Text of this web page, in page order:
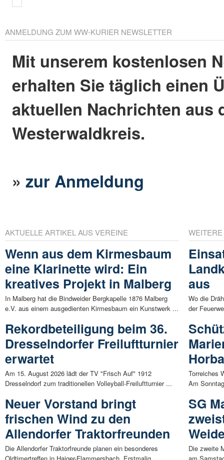
ANMELDUNG ZUM WW-KURIER NEWSLETTER
Mit unserem kostenlosen
erhalten Sie täglich einen
aktuellen Nachrichten aus
Westerwaldkreis.
»zur Anmeldung
AKTUELLE ARTIKEL AUS VEREINE
Wenn aus dem Kirmesbaum
eine Klarinette wird: Ein
kreatives Projekt in Malberg
In Malberg hat die Bindweider Bergkapelle 1876 Malberg
e.V. aus einem ausgedienten Kirmesbaum ein Kunstwerk ...
Rekordbeteiligung beim 36.
Dresselndorfer Freiluftturnier
erwartet
Am 15. August 2026 lädt der TV "Frisch Auf" 1912
Dresselndorf zum traditionellen Volleyball-Freiluftturnier ...
Neuer Vorstand bringt
frischen Wind zu den
Allendorfer Traktorfreunden
Die Allendorfer Traktorfreunde planen ein besonderes
aus
Wo die
der
Torreiches
Am
SG
Die zweite